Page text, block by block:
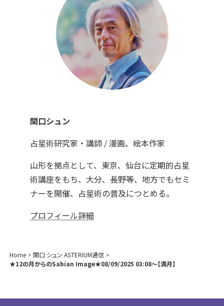
関口シュン
占星術研究家・講師 / 漫画、絵本作家
山形を拠点として、東京、仙台に定期的占星
術講座をもち、大分、長野等、地方でもセミ
ナーを開催、占星術の普及につとめる。
プロフィール詳細
Home
関口 シュン ASTERIUM通信
★12の月からのSabian Image★08/09/2025 03:08～【満月】